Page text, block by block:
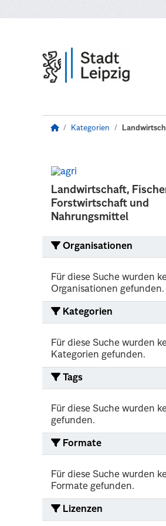
Kategorien
Landwirtschaft,
Forstwirtschaft und
Nahrungsmittel
Organisationen
Für diese Suche wurden
Organisationen gefunden.
Kategorien
Für diese Suche wurden
Kategorien gefunden.
Tags
Für diese Suche wurden
gefunden.
Formate
Für diese Suche wurden
Formate gefunden.
Lizenzen